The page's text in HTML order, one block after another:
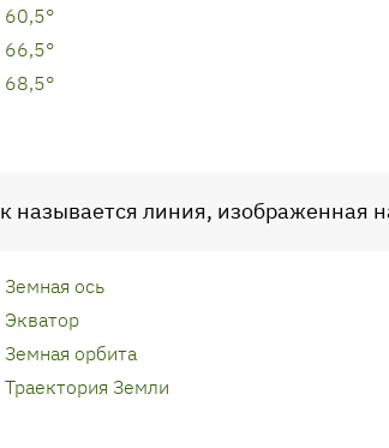
60,5°
66,5°
68,5°
называется линия, изображенная
Земная ось
Экватор
Земная орбита
Траектория Земли